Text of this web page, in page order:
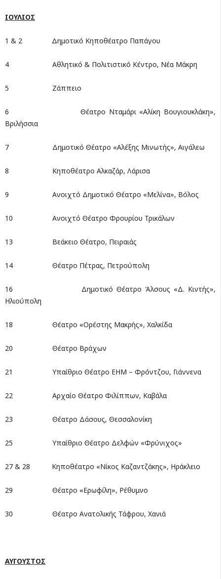
ΙΟΥΛΙΟΣ
1 & 2 Δημοτικό Κηποθέατρο Παπάγου
4 Αθλητικό & Πολιτιστικό Κέντρο, Νέα Μάκρη
5 Ζάππειο
6 Θέατρο Νταμάρι «Αλίκη Βουγιουκλάκη»,
Βριλήσσια
7 Δημοτικό Θέατρο «Αλέξης Μινωτής», Αιγάλεω
8 Κηποθέατρο Αλκαζάρ, Λάρισα
9 Ανοιχτό Δημοτικό Θέατρο «Μελίνα», Βόλος
10 Ανοιχτό Θέατρο Φρουρίου Τρικάλων
13 Βεάκειο Θέατρο, Πειραιάς
14 Θέατρο Πέτρας, Πετρούπολη
16 Δημοτικό Θέατρο Άλσους «Δ. Κιντής»,
Ηλιούπολη
18 Θέατρο «Ορέστης Μακρής», Χαλκίδα
20 Θέατρο Βράχων
21 Υπαίθριο Θέατρο ΕΗΜ – Φρόντζου, Γιάννενα
22 Αρχαίο Θέατρο Φιλίππων, Καβάλα
23 Θέατρο Δάσους, Θεσσαλονίκη
25 Υπαίθριο Θέατρο Δελφών «Φρύνιχος»
27 & 28 Κηποθέατρο «Νίκος Καζαντζάκης», Ηράκλειο
29 Θέατρο «Ερωφίλη», Ρέθυμνο
30 Θέατρο Ανατολικής Τάφρου, Χανιά
ΑΥΓΟΥΣΤΟΣ